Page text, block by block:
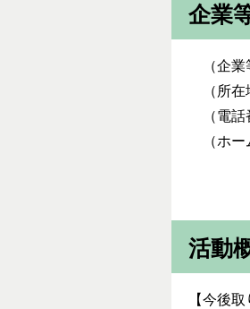
企業
（企業
（所在
（電話
（ホー
活動
【今後